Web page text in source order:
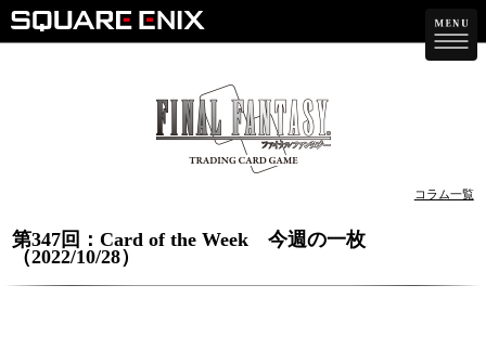
コラム一覧
第347回：Card of the Week 今週の一枚
（2022/10/28）